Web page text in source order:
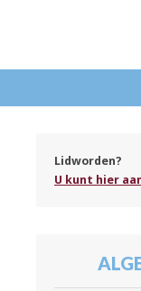
Lidworden?
U kunt hier